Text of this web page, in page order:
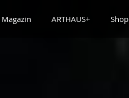
Magazin ARTHAUS+ Shop